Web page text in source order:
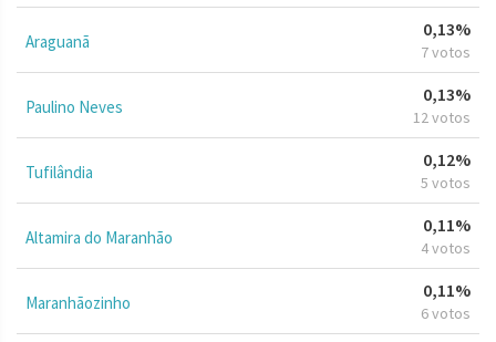
Araguanã
0,13%
7 votos
Paulino Neves
0,13%
12 votos
Tufilândia
0,12%
5 votos
Altamira do Maranhão
0,11%
4 votos
Maranhãozinho
0,11%
6 votos